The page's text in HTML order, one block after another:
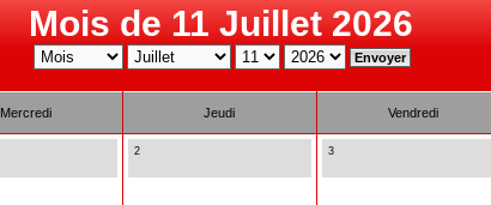
Mois de 11 Juillet 2026
Mercredi Jeudi Vendredi
2 3